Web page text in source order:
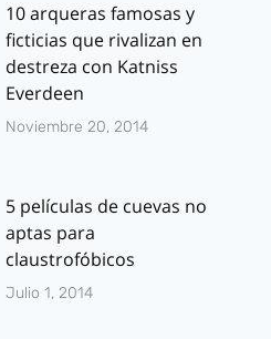
10 arqueras famosas y
ficticias que rivalizan en
destreza con Katniss
Everdeen
Noviembre 20, 2014
5 películas de cuevas no
aptas para
claustrofóbicos
Julio 1, 2014